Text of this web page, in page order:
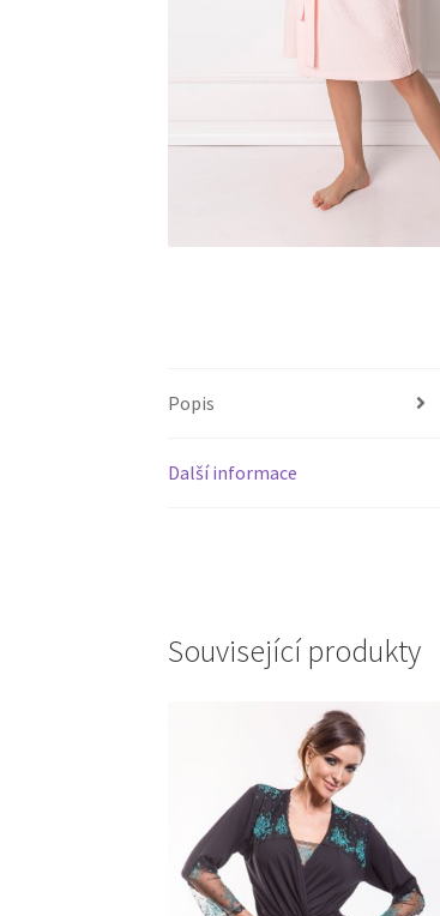
Popis
Další informace
Související produkty